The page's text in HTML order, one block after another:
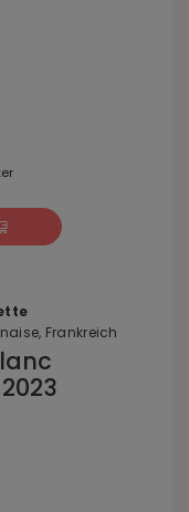
Frankreich